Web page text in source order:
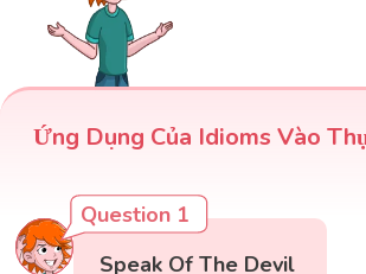
Ứng Dụng Của Idioms Vào
Question 1
Speak Of The Devil